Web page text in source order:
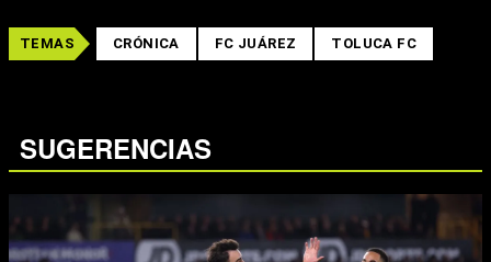
TEMAS CRÓNICA FC JUÁREZ TOLUCA FC
SUGERENCIAS